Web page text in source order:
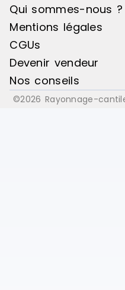
Qui sommes-nous ?
Mentions légales
CGUs
Devenir vendeur
Nos conseils
©2026 Rayonnage-